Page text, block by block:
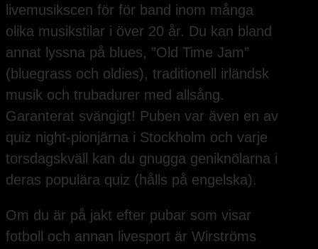
livemusikscen för för band inom många
olika musikstilar i över 20 år. Du kan bland
annat lyssna på blues, ”Old Time Jam”
(bluegrass och oldies), traditionell irländsk
musik och trubadurer med allsång.
Garanterat svängigt! Puben var även en av
quiz night-pionjärna i Stockholm och varje
torsdagskväll kan du gnugga geniknölarna i
deras populära quiz (hålls på engelska).
Om du är på jakt efter pubar som visar
fotboll och annan livesport är Wirströms